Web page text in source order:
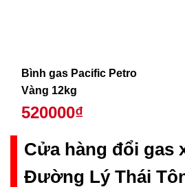
Bình gas Pacific Petro
Vàng 12kg
520000₫
Cửa hàng đổi gas
Đường Lý Thái